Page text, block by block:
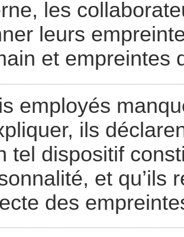
les
leurs
et empreintes
employés
ils
tel dispositif
et qu’ils
des